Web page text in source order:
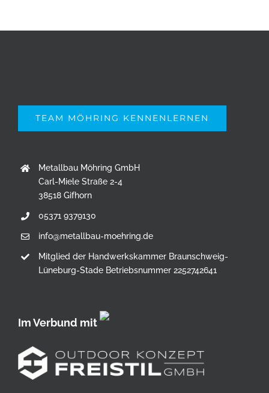
TEAM MÖHRING KENNENLERNEN
Metallbau Möhring GmbH
Carl-Miele Straße 2-4
38518 Gifhorn
05371 9379130
info@metallbau-moehring.de
Mitglied der Handwerkskammer Braunschweig-
Lüneburg-Stade Betriebsnummer 2252742641
Im Verbund mit